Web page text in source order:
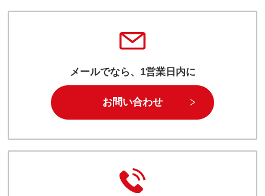
メールでなら、1営業日内に
お問い合わせ